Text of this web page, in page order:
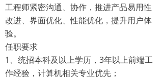
工程师紧密沟通、协作，推进产品易用性
改进、界面优化、性能优化，提升用户体
验。
任职要求
1、统招本科及以上学历，3年以上前端工
作经验，计算机相关专业优先；